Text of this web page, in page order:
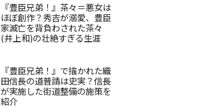
『豊臣兄弟！』茶々＝悪女は
ほぼ創作？秀吉が溺愛、豊臣
家滅亡を背負わされた茶々
(井上和)の壮絶すぎる生涯
『豊臣兄弟！』で描かれた織
田信長の道普請は史実？信長
が実施した街道整備の施策を
紹介